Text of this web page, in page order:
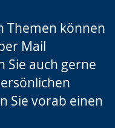
Themen können
Mail
Sie auch gerne
Sie vorab einen